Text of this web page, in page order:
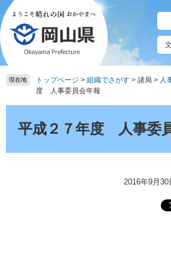
ペ
ー
ジ
の
先
頭
メ
ニ
ュ
ー
を
飛
て
現在地 トップページ > 組織でさがす > 諸局 > 人
度 人事委員会年報
平成２７年度 人事委
2016年9月30